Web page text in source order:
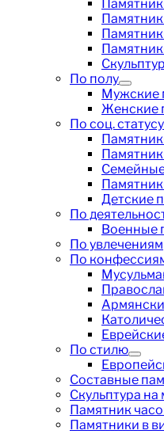
Памятник
По полу
Мужские
Женские
По соц. статусу
Детские
По
Военные
По увлечениям
По
По стилю
Составные
Скульптура на
Памятник
Памятники в